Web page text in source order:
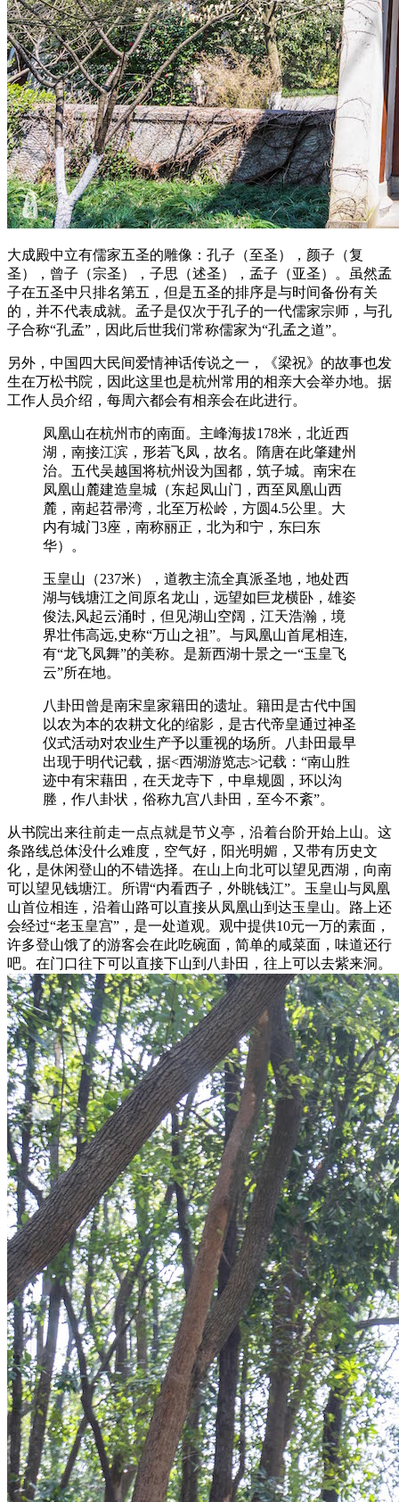
大成殿中立有儒家五圣的雕像：孔子（至圣），颜子（复
圣），曾子（宗圣），子思（述圣），孟子（亚圣）。虽然孟
子在五圣中只排名第五，但是五圣的排序是与时间备份有关
的，并不代表成就。孟子是仅次于孔子的一代儒家宗师，与孔
子合称“孔孟”，因此后世我们常称儒家为“孔孟之道”。
另外，中国四大民间爱情神话传说之一，《梁祝》的故事也发
生在万松书院，因此这里也是杭州常用的相亲大会举办地。据
工作人员介绍，每周六都会有相亲会在此进行。
凤凰山在杭州市的南面。主峰海拔178米，北近西
湖，南接江滨，形若飞凤，故名。隋唐在此肇建州
治。五代吴越国将杭州设为国都，筑子城。南宋在
凤凰山麓建造皇城（东起凤山门，西至凤凰山西
麓，南起苕帚湾，北至万松岭，方圆4.5公里。大
内有城门3座，南称丽正，北为和宁，东曰东
华）。
玉皇山（237米），道教主流全真派圣地，地处西
湖与钱塘江之间原名龙山，远望如巨龙横卧，雄姿
俊法,风起云涌时，但见湖山空阔，江天浩瀚，境
界壮伟高远,史称“万山之祖”。与凤凰山首尾相连,
有“龙飞凤舞”的美称。是新西湖十景之一“玉皇飞
云”所在地。
八卦田曾是南宋皇家籍田的遗址。籍田是古代中国
以农为本的农耕文化的缩影，是古代帝皇通过神圣
仪式活动对农业生产予以重视的场所。八卦田最早
出现于明代记载，据<西湖游览志>记载：“南山胜
迹中有宋藉田，在天龙寺下，中阜规圆，环以沟
塍，作八卦状，俗称九宫八卦田，至今不紊”。
从书院出来往前走一点点就是节义亭，沿着台阶开始上山。这
条路线总体没什么难度，空气好，阳光明媚，又带有历史文
化，是休闲登山的不错选择。在山上向北可以望见西湖，向南
可以望见钱塘江。所谓“内看西子，外眺钱江”。玉皇山与凤凰
山首位相连，沿着山路可以直接从凤凰山到达玉皇山。路上还
会经过“老玉皇宫”，是一处道观。观中提供10元一万的素面，
许多登山饿了的游客会在此吃碗面，简单的咸菜面，味道还行
吧。在门口往下可以直接下山到八卦田，往上可以去紫来洞。